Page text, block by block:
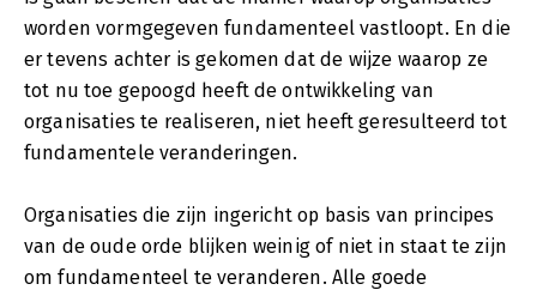
worden vormgegeven fundamenteel vastloopt. En die
er tevens achter is gekomen dat de wijze waarop ze
tot nu toe gepoogd heeft de ontwikkeling van
organisaties te realiseren, niet heeft geresulteerd tot
fundamentele veranderingen.
Organisaties die zijn ingericht op basis van principes
van de oude orde blijken weinig of niet in staat te zijn
om fundamenteel te veranderen. Alle goede